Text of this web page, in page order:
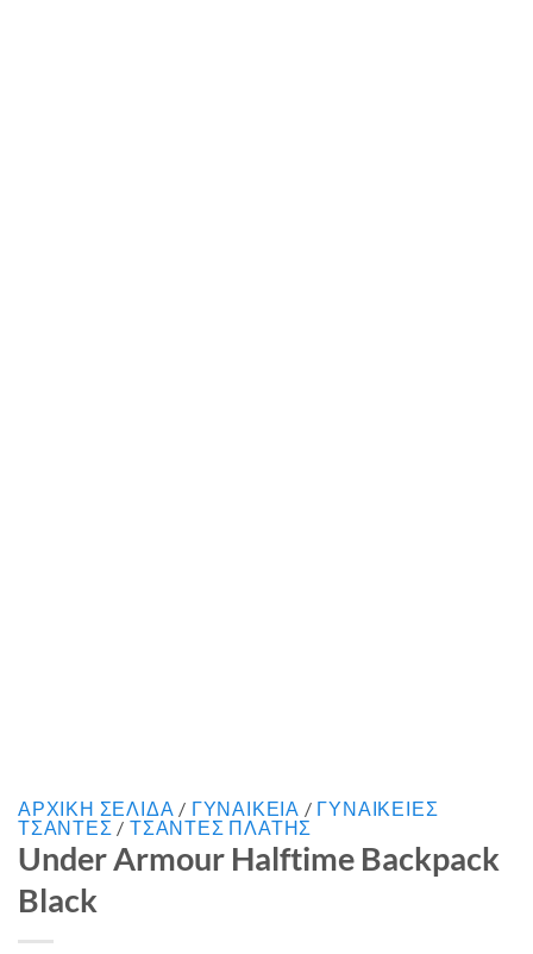
ΑΡΧΙΚΉ ΣΕΛΊΔΑ / ΓΥΝΑΙΚΕΙΑ / ΓΥΝΑΙΚΕΙΕΣ
ΤΣΑΝΤΕΣ / ΤΣΑΝΤΕΣ ΠΛΑΤΗΣ
Under Armour Halftime Backpack
Black